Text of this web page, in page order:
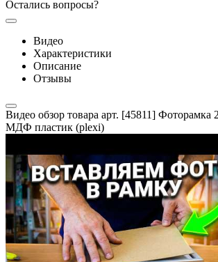
Остались вопросы?
Видео
Характеристики
Описание
Отзывы
Видео обзор товара арт. [45811] Фоторамка
МДФ пластик (plexi)